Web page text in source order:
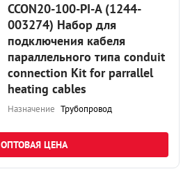
CCON20-100-PI-A (1244-
003274) Набор для
подключения кабеля
параллельного типа conduit
connection Kit for parrallel
heating cables
Назначение Трубопровод
ОПТОВАЯ ЦЕНА